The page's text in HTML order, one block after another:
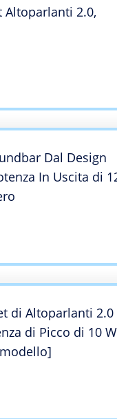
Altoparlanti 2.0,
Dal Design
In Uscita di
di Altoparlanti 2.0
di Picco di 10